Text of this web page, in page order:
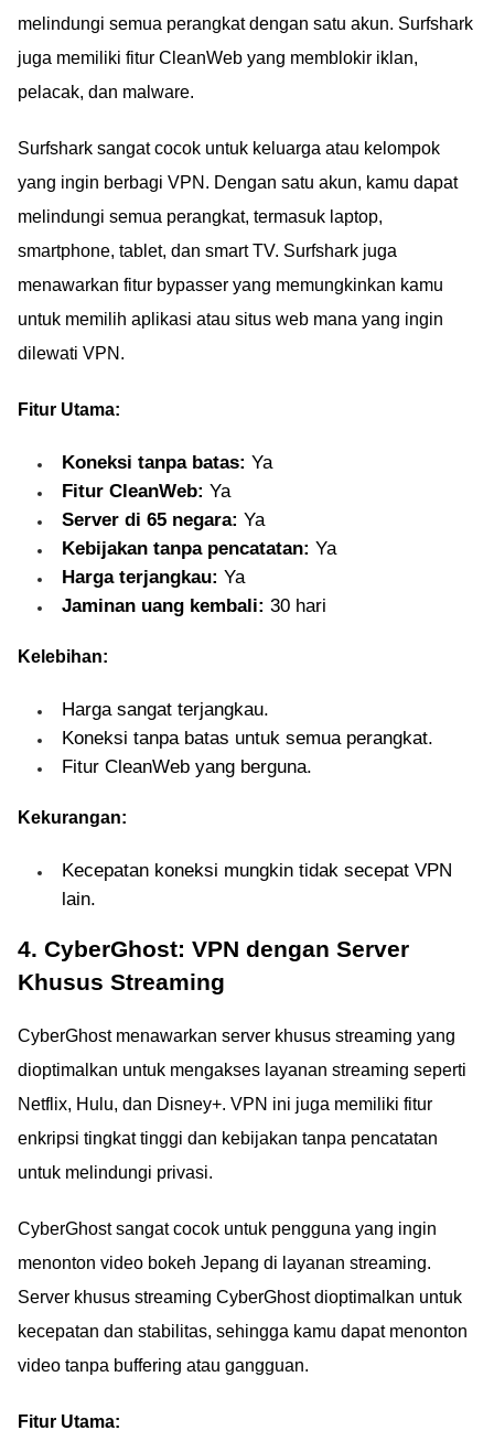
melindungi semua perangkat dengan satu akun. Surfshark
juga memiliki fitur CleanWeb yang memblokir iklan,
pelacak, dan malware.
Surfshark sangat cocok untuk keluarga atau kelompok
yang ingin berbagi VPN. Dengan satu akun, kamu dapat
melindungi semua perangkat, termasuk laptop,
smartphone, tablet, dan smart TV. Surfshark juga
menawarkan fitur bypasser yang memungkinkan kamu
untuk memilih aplikasi atau situs web mana yang ingin
dilewati VPN.
Fitur Utama:
Koneksi tanpa batas: Ya
Fitur CleanWeb: Ya
Server di 65 negara: Ya
Kebijakan tanpa pencatatan: Ya
Harga terjangkau: Ya
Jaminan uang kembali: 30 hari
Kelebihan:
Harga sangat terjangkau.
Koneksi tanpa batas untuk semua perangkat.
Fitur CleanWeb yang berguna.
Kekurangan:
Kecepatan koneksi mungkin tidak secepat VPN
lain.
4. CyberGhost: VPN dengan Server
Khusus Streaming
CyberGhost menawarkan server khusus streaming yang
dioptimalkan untuk mengakses layanan streaming seperti
Netflix, Hulu, dan Disney+. VPN ini juga memiliki fitur
enkripsi tingkat tinggi dan kebijakan tanpa pencatatan
untuk melindungi privasi.
CyberGhost sangat cocok untuk pengguna yang ingin
menonton video bokeh Jepang di layanan streaming.
Server khusus streaming CyberGhost dioptimalkan untuk
kecepatan dan stabilitas, sehingga kamu dapat menonton
video tanpa buffering atau gangguan.
Fitur Utama: